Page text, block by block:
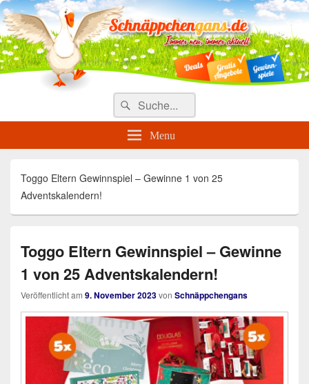
Täglich die besten Gewinnspiele
und Angebote
Search
for:
Suche
Menu
Toggo Eltern Gewinnspiel – Gewinne 1 von 25
Adventskalendern!
Toggo Eltern Gewinnspiel – Gewinne
1 von 25 Adventskalendern!
Veröffentlicht am 9. November 2023von Schnäppchengans